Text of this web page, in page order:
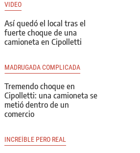
VIDEO
Así quedó el local tras el
fuerte choque de una
camioneta en Cipolletti
MADRUGADA COMPLICADA
Tremendo choque en
Cipolletti: una camioneta se
metió dentro de un
comercio
INCREÍBLE PERO REAL